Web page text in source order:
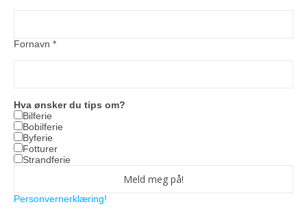
Fornavn *
Hva ønsker du tips om?
Bilferie
Bobilferie
Byferie
Fotturer
Strandferie
Personvernerklæring!